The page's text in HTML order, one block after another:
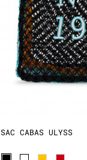
SAC CABAS ULYSS